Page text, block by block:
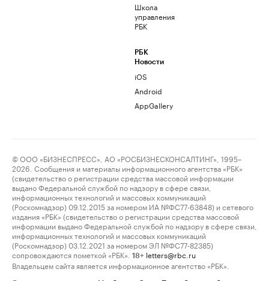
Школа
управления
РБК
РБК
Новости
iOS
Android
AppGallery
© ООО «БИЗНЕСПРЕСС», АО «РОСБИЗНЕСКОНСАЛТИНГ», 1995–
2026. Сообщения и материалы информационного агентства «РБК»
(свидетельство о регистрации средства массовой информации
выдано Федеральной службой по надзору в сфере связи,
информационных технологий и массовых коммуникаций
(Роскомнадзор) 09.12.2015 за номером ИА №ФС77-63848) и сетевого
издания «РБК» (свидетельство о регистрации средства массовой
информации выдано Федеральной службой по надзору в сфере связи,
информационных технологий и массовых коммуникаций
(Роскомнадзор) 03.12.2021 за номером ЭЛ №ФС77-82385)
сопровождаются пометкой «РБК».
18+ letters@rbc.ru
Владельцем сайта является информационное агентство «РБК».